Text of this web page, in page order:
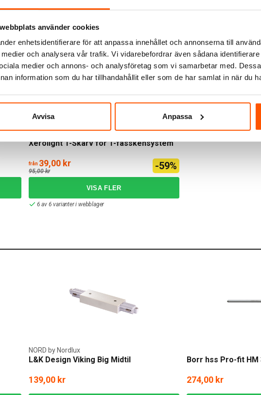
använder cookies
enhetsidentifierare för att anpassa innehållet och annonserna till
och analysera vår trafik. Vi vidarebefordrar även sådana
medier och annons- och analysföretag som vi samarbetar med.
information som du har tillhandahållit eller som de har samlat in när du
Avvisa Anpassa
KAMPANJ
Xerolight T-Skarv för 1-fasskensystem
från 39,00 kr
95,00 kr -59%
6 av 6 varianter i webblager
L&K Design Viking Big Midtil
NORD by Nordlux
139,00 kr
Borr hss Pro-fit HM
274,00 kr